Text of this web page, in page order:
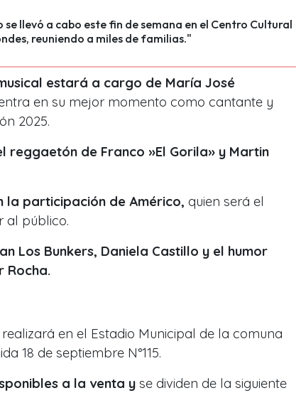
se llevó a cabo este fin de semana en el Centro Cultural
reuniendo a miles de familias."
estará a cargo de María José
en su mejor momento como cantante y
2025.
reggaetón de Franco »El Gorila» y Martin
la participación de Américo, quien será el
al público.
Los Bunkers, Daniela Castillo y el humor
Rocha.
en el Estadio Municipal de la comuna
18 de septiembre N°115.
a la venta y se dividen de la siguiente